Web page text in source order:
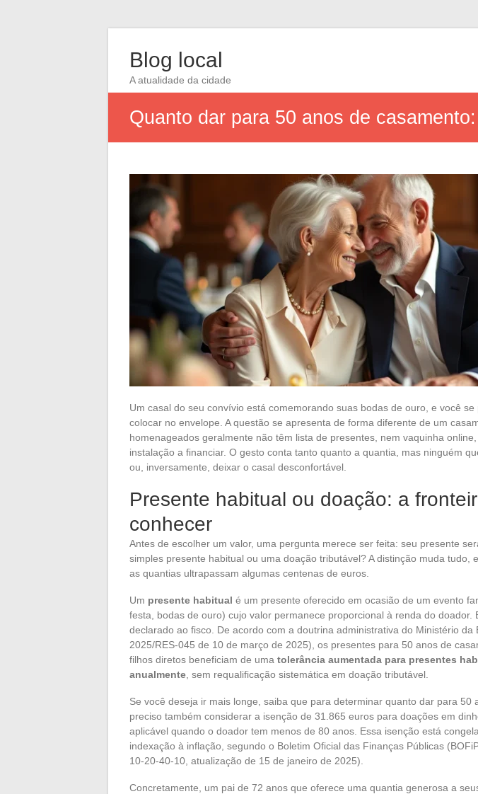
Blog local
A atualidade da cidade
Quanto dar para 50 anos de
Um casal do seu convívio está comemorando suas bodas de ouro, e você
colocar no envelope. A questão se apresenta de forma diferente de um
homenageados geralmente não têm lista de presentes, nem vaquinha
instalação a financiar. O gesto conta tanto quanto a quantia, mas ninguém
ou, inversamente, deixar o casal desconfortável.
Presente habitual ou doação: a
conhecer
Antes de escolher um valor, uma pergunta merece ser feita: seu presente
simples presente habitual ou uma doação tributável? A distinção muda tudo,
as quantias ultrapassam algumas centenas de euros.
Um presente habitual é um presente oferecido em ocasião de um evento
festa, bodas de ouro) cujo valor permanece proporcional à renda do doador.
declarado ao fisco. De acordo com a doutrina administrativa do Ministério da
2025/RES-045 de 10 de março de 2025), os presentes para 50 anos de
filhos diretos beneficiam de uma tolerância aumentada para presentes
anualmente , sem requalificação sistemática em doação tributável.
Se você deseja ir mais longe, saiba que para determinar quanto dar para 50
preciso também considerar a isenção de 31.865 euros para doações em
aplicável quando o doador tem menos de 80 anos. Essa isenção está
indexação à inflação, segundo o Boletim Oficial das Finanças Públicas
10-20-40-10, atualização de 15 de janeiro de 2025).
Concretamente, um pai de 72 anos que oferece uma quantia generosa a